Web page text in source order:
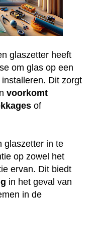
glaszetter heeft
om glas op een
Dit zorgt
voorkomt
of
glaszetter in te
op zowel het
ervan. Dit biedt
in het geval van
in de